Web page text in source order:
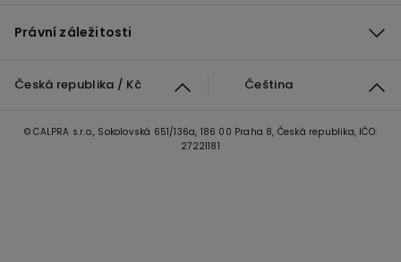
Právní záležitosti
Česká republika / Kč Čeština
© CALPRA s.r.o., Sokolovská 651/136a, 186 00 Praha 8, Česká republika, IČO:
27221181